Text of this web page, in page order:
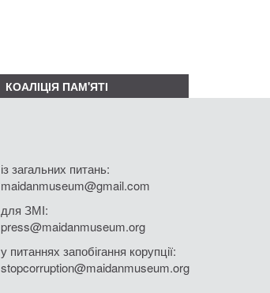
КОАЛІЦІЯ ПАМ'ЯТІ
із загальних питань:
maidanmuseum@gmail.com
для ЗМІ:
press@maidanmuseum.org
у питаннях запобігання корупції:
stopcorruption@maidanmuseum.org